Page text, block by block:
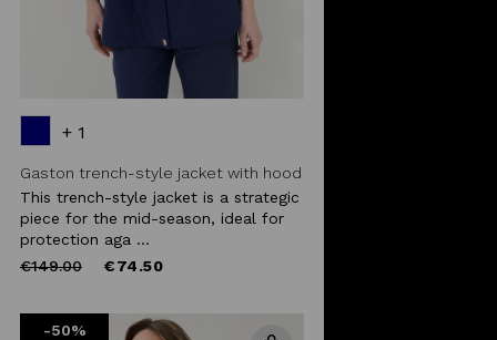
+ 1
Gaston trench-style jacket with hood
This trench-style jacket is a strategic
piece for the mid-season, ideal for
protection aga ...
Price
€149.00to €74.50
-50%